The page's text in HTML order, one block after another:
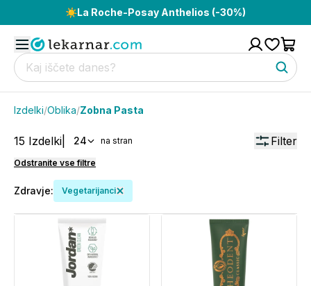
☀️La Roche-Posay Anthelios (-30%)
Izdelki/Oblika/Zobna Pasta
15 Izdelki 24 na stran Filter
Odstranite vse filtre
Zdravje: Vegetarijanci